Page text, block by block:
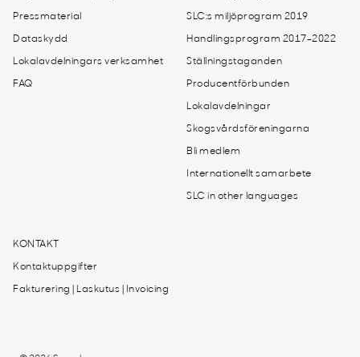
Pressmaterial
Dataskydd
Lokalavdelningars verksamhet
FAQ
SLC:s miljöprogram 2019
Handlingsprogram 2017-2022
Ställningstaganden
Producentförbunden
Lokalavdelningar
Skogsvårdsföreningarna
Bli medlem
Internationellt samarbete
SLC in other languages
KONTAKT
Kontaktuppgifter
Fakturering | Laskutus | Invoicing